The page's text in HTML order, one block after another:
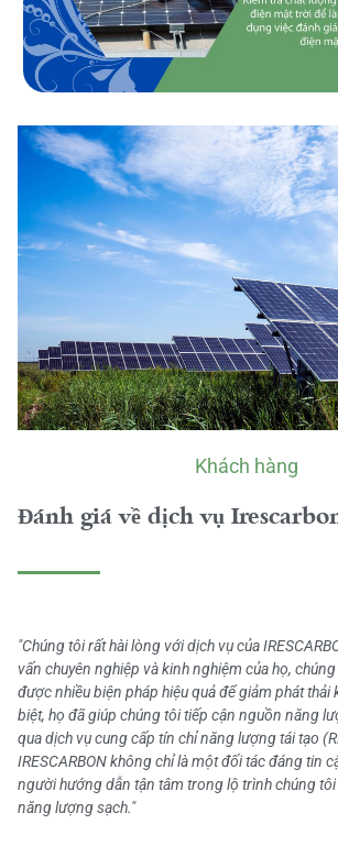
Khách hàng
Đánh giá về dịch vụ
"Chúng tôi rất hài lòng với dịch vụ của
vấn chuyên nghiệp và kinh nghiệm của họ,
được nhiều biện pháp hiệu quả để giảm phát thải
biệt, họ đã giúp chúng tôi tiếp cận nguồn năng
qua dịch vụ cung cấp tín chỉ năng lượng tái tạo
IRESCARBON không chỉ là một đối tác đáng tin
người hướng dẫn tận tâm trong lộ trình chúng
năng lượng sạch."